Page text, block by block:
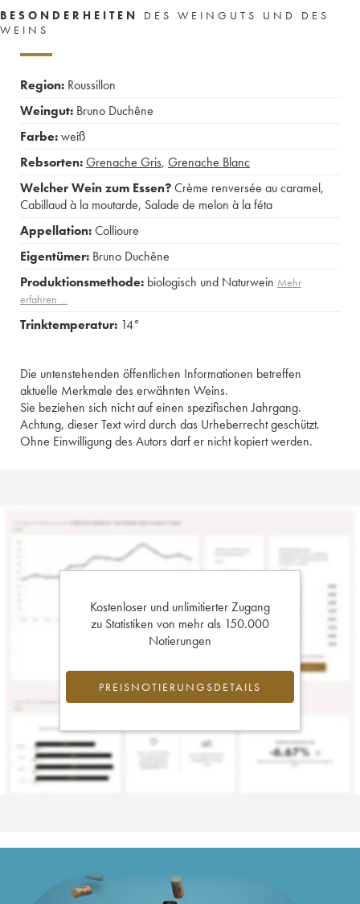
BESONDERHEITEN
DES WEINGUTS UND DES
WEINS
Region: Roussillon
Weingut: Bruno Duchêne
Farbe:weiß
Rebsorten:Grenache Gris, Grenache Blanc
Welcher Wein zum Essen?Crème renversée au caramel,
Cabillaud à la moutarde, Salade de melon à la féta
Appellation:Collioure
Eigentümer: Bruno Duchêne
Produktionsmethode: biologisch und Naturwein Mehr
erfahren …
Trinktemperatur: 14°
Die untenstehenden öffentlichen Informationen betreffen
aktuelle Merkmale des erwähnten Weins.
Sie beziehen sich nicht auf einen spezifischen Jahrgang.
Achtung, dieser Text wird durch das Urheberrecht geschützt.
Ohne Einwilligung des Autors darf er nicht kopiert werden.
Kostenloser und unlimitierter Zugang
zu Statistiken von mehr als 150.000
Notierungen
PREISNOTIERUNGSDETAILS